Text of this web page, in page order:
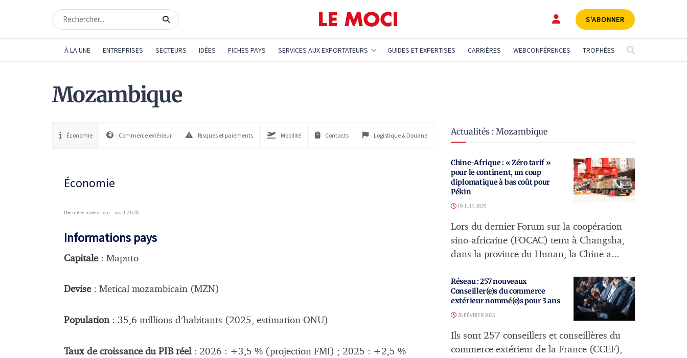
S'ABONNER
À LA UNE ENTREPRISES SECTEURS IDÉES FICHES PAYS SERVICES AUX EXPORTATEURS GUIDES ET EXPERTISES CARRIÈRES WEBCONFÉRENCES TROPHÉES
Mozambique
Économie Commerce extérieur Risques et paiements Mobilité Contacts Logistique & Douane
Économie
Dernière mise à jour : avril 2026
Informations pays
Capitale: Maputo
Devise: Metical mozambicain (MZN)
Population: 35,6 millions d’habitants (2025, estimation ONU)
Taux de croissance du PIB réel: 2026 : +3,5 % (projection FMI) ; 2025 : +2,5 %
Actualités : Mozambique
Chine-Afrique : « Zéro tarif »
pour le continent, un coup
diplomatique à bas coût pour
Pékin
19 JUIN 2025
Lors du dernier Forum sur la coopération
sino-africaine (FOCAC) tenu à Changsha,
dans la province du Hunan, la Chine a...
Réseau : 257 nouveaux
Conseiller(e)s du commerce
extérieur nommé(e)s pour 3 ans
26 FÉVRIER 2025
Ils sont 257 conseillers et conseillères du
commerce extérieur de la France (CCEF),